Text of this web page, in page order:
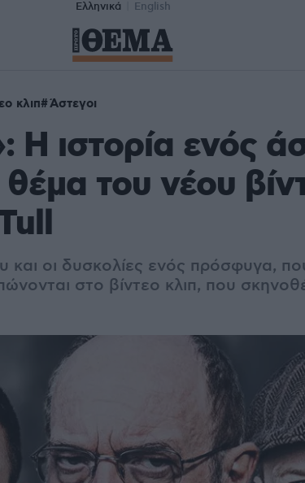
Ελληνικά English
κλιπ Άστεγοι
Η ιστορία ενός
του νέου
και οι δυσκολίες ενός πρόσφυγα,
στο βίντεο κλιπ, που